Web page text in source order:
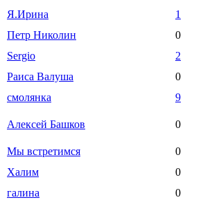
Я.Ирина
1
Петр Николин
0
Sergio
2
Раиса Валуша
0
смолянка
9
Алексей Башков 0
Мы встретимся
0
Халим
0
галина
0